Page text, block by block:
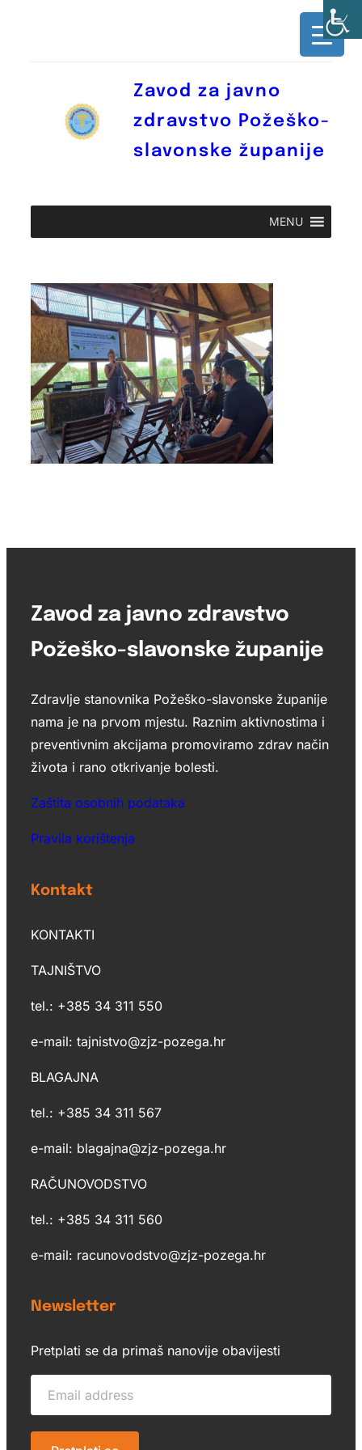
Zavod za javno
zdravstvo Požeško-
slavonske županije
MENU
Zavod za javno zdravstvo
Požeško-slavonske županije
Zdravlje stanovnika Požeško-slavonske županije
nama je na prvom mjestu. Raznim aktivnostima i
preventivnim akcijama promoviramo zdrav način
života i rano otkrivanje bolesti.
Zaštita osobnih podataka
Pravila korištenja
Kontakt
KONTAKTI
TAJNIŠTVO
tel.: +385 34 311 550
e-mail: tajnistvo@zjz-pozega.hr
BLAGAJNA
tel.: +385 34 311 567
e-mail: blagajna@zjz-pozega.hr
RAČUNOVODSTVO
tel.: +385 34 311 560
e-mail: racunovodstvo@zjz-pozega.hr
Newsletter
Pretplati se da primaš nanovije obavijesti